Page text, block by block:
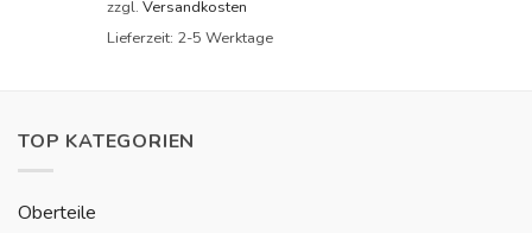
zzgl. Versandkosten
Lieferzeit: 2-5 Werktage
TOP KATEGORIEN
Oberteile